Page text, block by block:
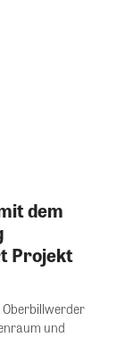
dem
Projekt
Oberbillwerder
und